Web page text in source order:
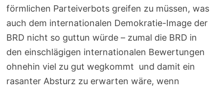
förmlichen Parteiverbots greifen zu müssen, was
auch dem internationalen Demokratie-Image der
BRD nicht so guttun würde – zumal die BRD in
den einschlägigen internationalen Bewertungen
ohnehin viel zu gut wegkommt und damit ein
rasanter Absturz zu erwarten wäre, wenn